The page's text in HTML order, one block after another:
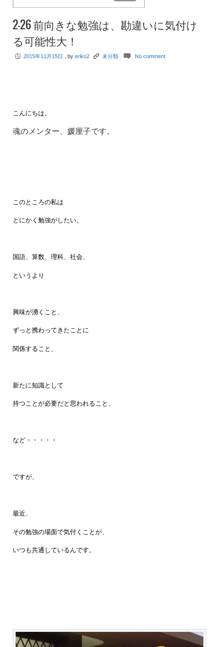
2-26 前向きな勉強は、勘違いに気付け
る可能性大！
P 2015年11月15日 , by eriko2 K 未分類 c No comment
こんにちは。
魂のメンター、媛厘子です。
このところの私は
とにかく勉強がしたい。
国語、算数、理科、社会、
というより
興味が湧くこと、
ずっと携わってきたことに
関係すること、
新たに知識として
持つことが必要だと思われること、
など・・・・・
ですが、
最近、
その勉強の場面で気付くことが、
いつも共通しているんです。